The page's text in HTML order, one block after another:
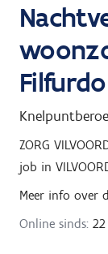
n
a
a
rFilfurdo
ZORG
job in
Meer info over
Online sinds: